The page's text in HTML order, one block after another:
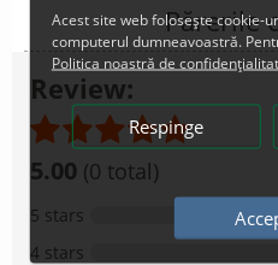
Părerile
Review:
5.00 (0 total)
5 stars
4 stars
Acest site web folosește cookie-
computerul dumneavoastră.
Politica noastră de
Respinge